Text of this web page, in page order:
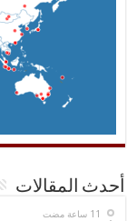
أحدث المقالات